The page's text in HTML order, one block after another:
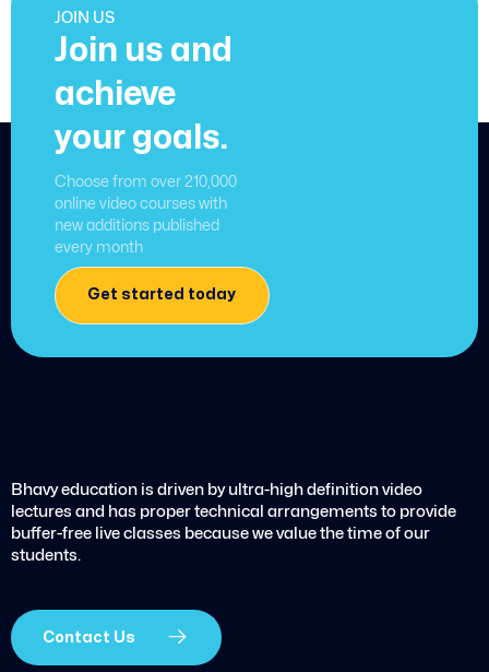
JOIN US
Join us and
achieve
your goals.
Choose from over 210,000
online video courses with
new additions published
every month
Get started today
Bhavy education is driven by ultra-high definition video
lectures and has proper technical arrangements to provide
buffer-free live classes because we value the time of our
students.
Contact Us